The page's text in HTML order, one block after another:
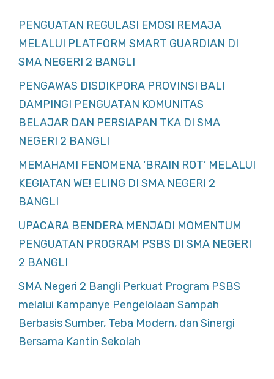
PENGUATAN REGULASI EMOSI REMAJA
MELALUI PLATFORM SMART GUARDIAN DI
SMA NEGERI 2 BANGLI
PENGAWAS DISDIKPORA PROVINSI BALI
DAMPINGI PENGUATAN KOMUNITAS
BELAJAR DAN PERSIAPAN TKA DI SMA
NEGERI 2 BANGLI
MEMAHAMI FENOMENA ‘BRAIN ROT’ MELALUI
KEGIATAN WE! ELING DI SMA NEGERI 2
BANGLI
UPACARA BENDERA MENJADI MOMENTUM
PENGUATAN PROGRAM PSBS DI SMA NEGERI
2 BANGLI
SMA Negeri 2 Bangli Perkuat Program PSBS
melalui Kampanye Pengelolaan Sampah
Berbasis Sumber, Teba Modern, dan Sinergi
Bersama Kantin Sekolah